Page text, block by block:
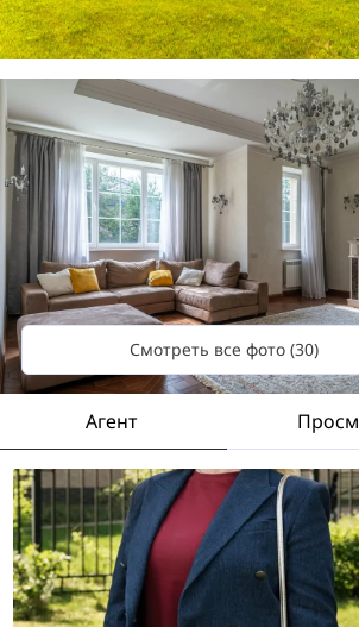
Смотреть все фото (30)
Агент